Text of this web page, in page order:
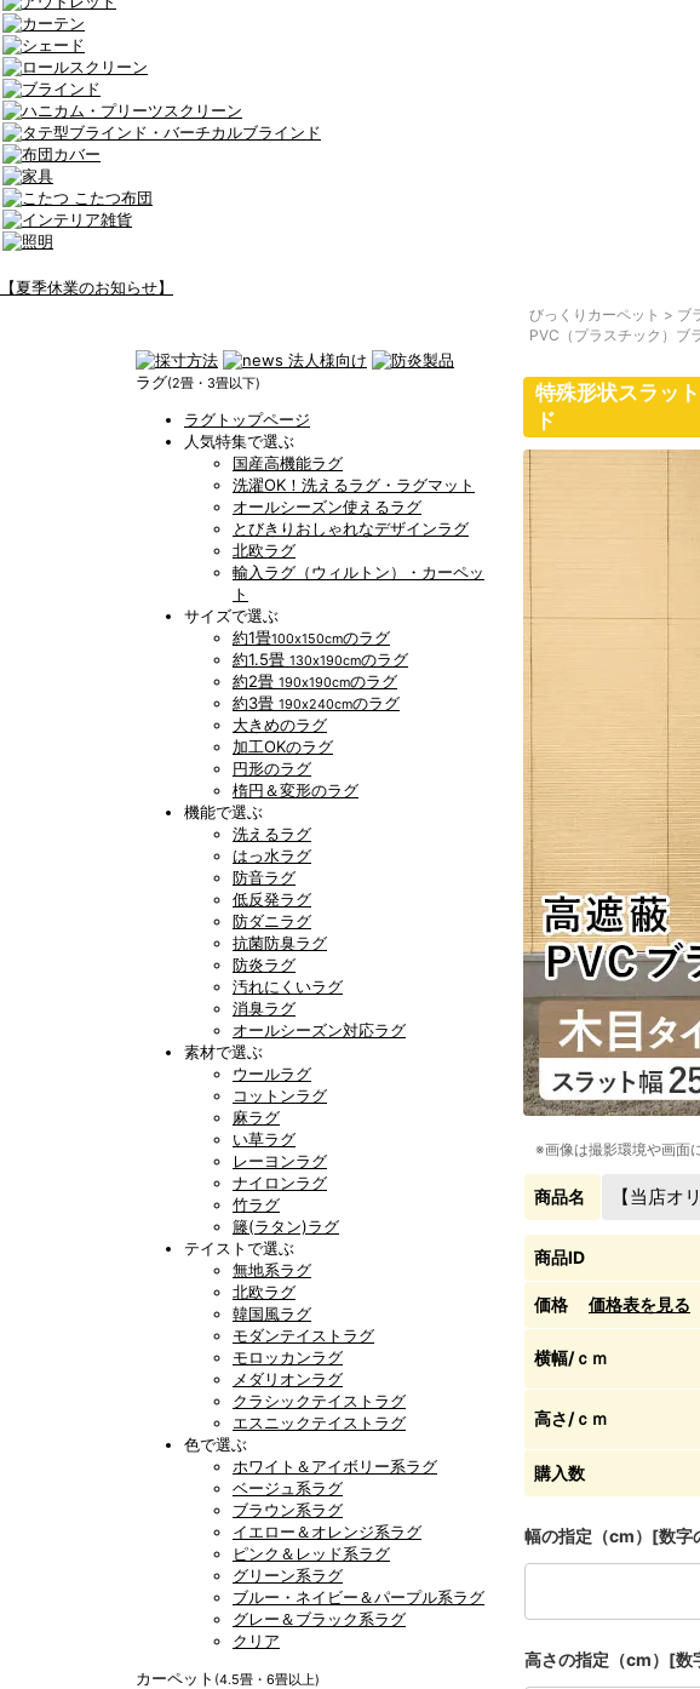
【夏季休業のお知らせ】
ラグ(2畳・3畳以下)
ラグトップページ
人気特集で選ぶ
国産高機能ラグ
洗濯OK！洗えるラグ・ラグマット
オールシーズン使えるラグ
とびきりおしゃれなデザインラグ
北欧ラグ
輸入ラグ（ウィルトン）・カーペッ
ト
サイズで選ぶ
約1畳100x150cmのラグ
約1.5畳 130x190cmのラグ
約2畳 190x190cmのラグ
約3畳 190x240cmのラグ
大きめのラグ
加工OKのラグ
円形のラグ
楕円＆変形のラグ
機能で選ぶ
洗えるラグ
はっ水ラグ
防音ラグ
低反発ラグ
防ダニラグ
抗菌防臭ラグ
防炎ラグ
汚れにくいラグ
消臭ラグ
オールシーズン対応ラグ
素材で選ぶ
ウールラグ
コットンラグ
麻ラグ
い草ラグ
レーヨンラグ
ナイロンラグ
竹ラグ
籐(ラタン)ラグ
テイストで選ぶ
無地系ラグ
北欧ラグ
韓国風ラグ
モダンテイストラグ
モロッカンラグ
メダリオンラグ
クラシックテイストラグ
エスニックテイストラグ
色で選ぶ
ホワイト＆アイボリー系ラグ
ベージュ系ラグ
ブラウン系ラグ
イエロー＆オレンジ系ラグ
ピンク＆レッド系ラグ
グリーン系ラグ
ブルー・ネイビー＆パープル系ラグ
グレー＆ブラック系ラグ
クリア
カーペット (4.5畳・6畳以上)
びっくりカーペット > ブ
PVC（プラスチック）ブ
特殊形状スラッ
ド
※画像は撮影環境や画面
商品名 【当店オ
商品ID
価格 価格表を見る
横幅/ｃｍ
高さ/ｃｍ
購入数
幅の指定（cm）[数字
高さの指定（cm）[数